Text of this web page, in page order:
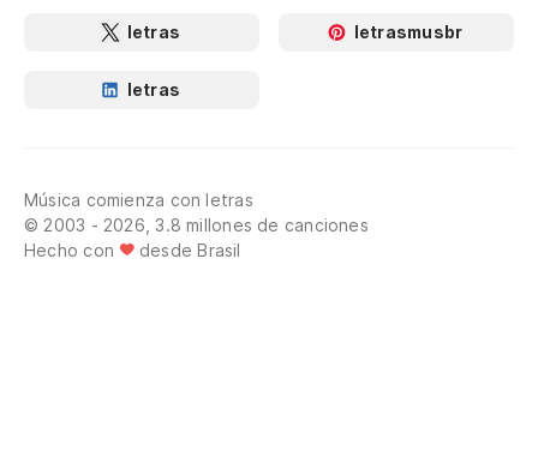
letras letrasmusbr
letras
Música comienza con letras
© 2003 - 2026, 3.8 millones de canciones
Hecho con
desde Brasil